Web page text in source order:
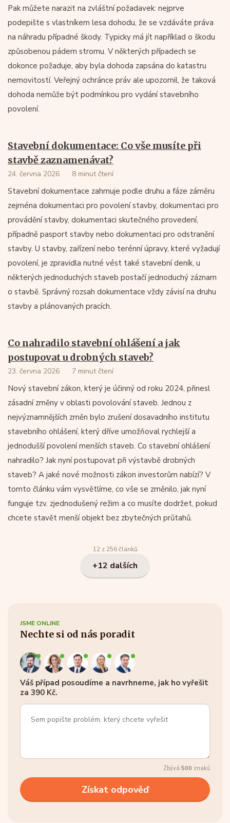
Pak můžete narazit na zvláštní požadavek: nejprve
podepište s vlastníkem lesa dohodu, že se vzdáváte práva
na náhradu případné škody. Typicky má jít například o škodu
způsobenou pádem stromu. V některých případech se
dokonce požaduje, aby byla dohoda zapsána do katastru
nemovitostí. Veřejný ochránce práv ale upozornil, že taková
dohoda nemůže být podmínkou pro vydání stavebního
povolení.
Stavební dokumentace: Co vše musíte při
stavbě zaznamenávat?
24. června 2026 8 minut čtení
Stavební dokumentace zahrnuje podle druhu a fáze záměru
zejména dokumentaci pro povolení stavby, dokumentaci pro
provádění stavby, dokumentaci skutečného provedení,
případně pasport stavby nebo dokumentaci pro odstranění
stavby. U stavby, zařízení nebo terénní úpravy, které vyžadují
povolení, je zpravidla nutné vést také stavební deník, u
některých jednoduchých staveb postačí jednoduchý záznam
o stavbě. Správný rozsah dokumentace vždy závisí na druhu
stavby a plánovaných pracích.
Co nahradilo stavební ohlášení a jak
postupovat u drobných staveb?
23. června 2026 7 minut čtení
Nový stavební zákon, který je účinný od roku 2024, přinesl
zásadní změny v oblasti povolování staveb. Jednou z
nejvýznamnějších změn bylo zrušení dosavadního institutu
stavebního ohlášení, který dříve umožňoval rychlejší a
jednodušší povolení menších staveb. Co stavební ohlášení
nahradilo? Jak nyní postupovat při výstavbě drobných
staveb? A jaké nové možnosti zákon investorům nabízí? V
tomto článku vám vysvětlíme, co vše se změnilo, jak nyní
funguje tzv. zjednodušený režim a co musíte dodržet, pokud
chcete stavět menší objekt bez zbytečných průtahů.
12 z 256 článků
+12 dalších
JSME ONLINE
Nechte si od nás poradit
Váš případ posoudíme a navrhneme, jak ho vyřešit
za 390 Kč.
Zbývá 500 znaků